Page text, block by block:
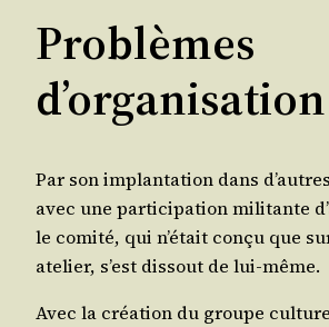
Problèmes
d’organisation
Par son implan­ta­tion dans
avec une par­ti­ci­pa­tion mili­tante
le comi­té, qui n’é­tait conçu que
ate­lier, s’est dis­sout de lui-même.
Avec la créa­tion du groupe